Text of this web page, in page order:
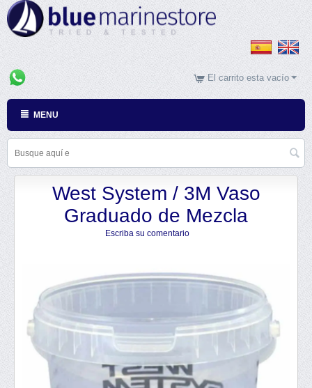
El carrito esta vacío
MENU
West System / 3M Vaso
Graduado de Mezcla
Escriba su comentario